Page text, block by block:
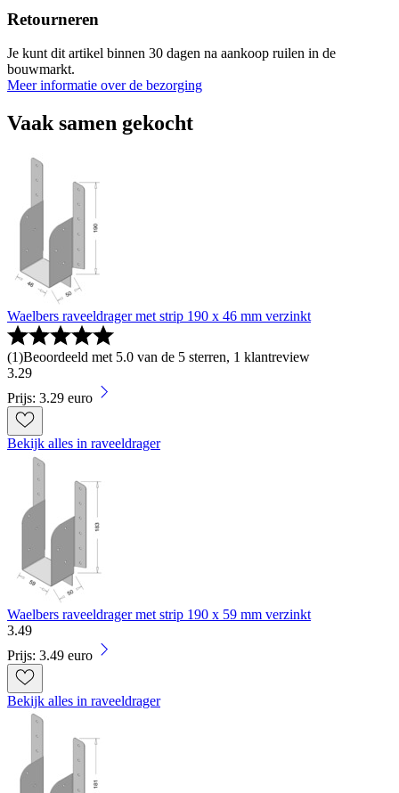
Retourneren
Je kunt dit artikel binnen 30 dagen na aankoop ruilen in de
bouwmarkt.
Meer informatie over de bezorging
Vaak samen gekocht
Waelbers raveeldrager met strip 190 x 46 mm verzinkt
(1)Beoordeeld met 5.0 van de 5 sterren, 1 klantreview
3.29
Prijs: 3.29 euro
Bekijk alles in raveeldrager
Waelbers raveeldrager met strip 190 x 59 mm verzinkt
3.49
Prijs: 3.49 euro
Bekijk alles in raveeldrager